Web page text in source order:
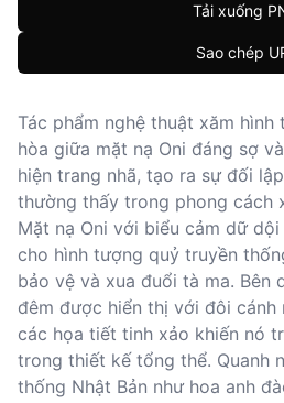
Tải xuống
Sao chép
Tác phẩm nghệ thuật xăm
hòa giữa mặt nạ Oni đáng sợ
hiện trang nhã, tạo ra sự đối
thường thấy trong phong cách
Mặt nạ Oni với biểu cảm dữ
cho hình tượng quỷ truyền
bảo vệ và xua đuổi tà ma. Bên
đêm được hiển thị với đôi
các họa tiết tinh xảo khiến nó
trong thiết kế tổng thể. Quanh
thống Nhật Bản như hoa anh